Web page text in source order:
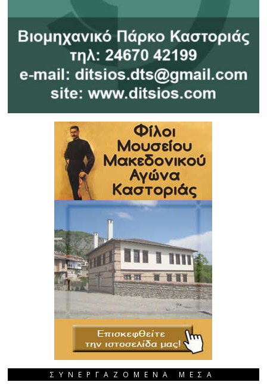
ΣΥΝΕΡΓΑΖΟΜΕΝΑ ΜΕΣΑ